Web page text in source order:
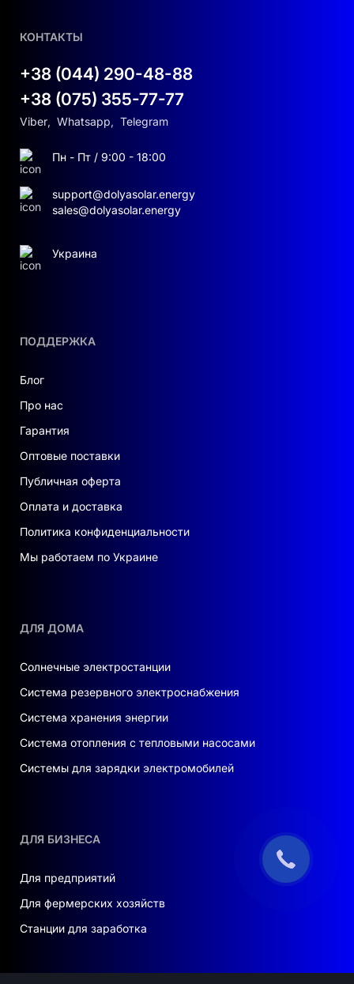
ПОДДЕРЖКА
Блог
Про нас
Гарантия
Оптовые поставки
Публичная оферта
Оплата и доставка
Политика конфиденциальности
Мы работаем по Украине
ДЛЯ ДОМА
Солнечные электростанции
Система резервного электроснабжения
Система хранения энергии
Система отопления с тепловыми насосами
Системы для зарядки электромобилей
ДЛЯ БИЗНЕСА
Для предприятий
Для фермерских хозяйств
Станции для заработка
КОНТАКТЫ
+38 (044) 290-48-88
+38 (075) 355-77-77
Viber, Whatsapp, Telegram
Пн - Пт / 9:00 - 18:00
support@dolyasolar.energy
sales@dolyasolar.energy
Украина